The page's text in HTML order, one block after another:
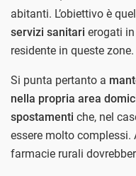
abitanti. L’obiettivo è
servizi sanitari erogati
residente in queste zone.
Si punta pertanto a
nella propria area
spostamenti che, nel
essere molto complessi.
farmacie rurali